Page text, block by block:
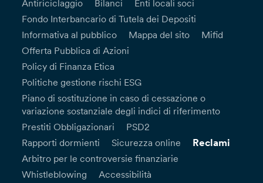
Antiriciclaggio
Bilanci
Enti locali soci
Fondo Interbancario di Tutela dei Depositi
Informativa al pubblico
Mappa del sito
Mifid
Offerta Pubblica di Azioni
Policy di Finanza Etica
Politiche gestione rischi ESG
Piano di sostituzione in caso di cessazione o
variazione sostanziale degli indici di riferimento
Prestiti Obbligazionari
PSD2
Rapporti dormienti
Sicurezza online Reclami
Arbitro per le controversie finanziarie
Whistleblowing
Accessibilità